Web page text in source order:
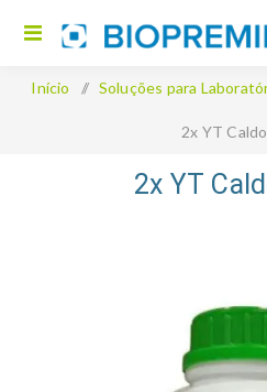
Início / Soluções para
2x YT
2x YT